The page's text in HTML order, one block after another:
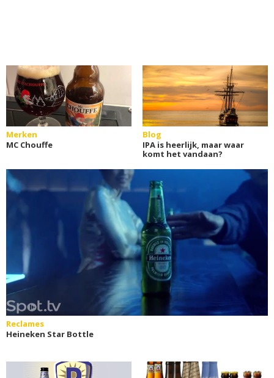
Merken
MC Chouffe
Blog
IPA is heerlijk, maar waar
komt het vandaan?
Reclames
Heineken Star Bottle